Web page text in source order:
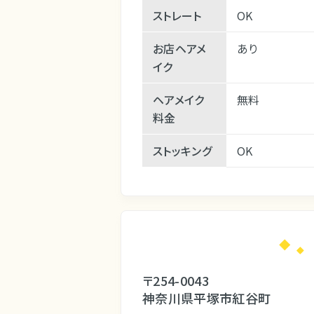
ストレート
OK
お店ヘアメ
イク
あり
ヘアメイク
料金
無料
ストッキング OK
〒254-0043
神奈川県平塚市紅谷町